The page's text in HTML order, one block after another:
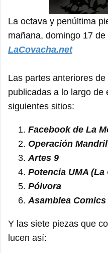
La octava y penúltima
mañana, domingo 17
LaCovacha.net
Las partes anteriores
publicadas a lo largo de
siguientes sitios:
Facebook de La
Operación Mandril
Artes 9
Potencia UMA (La
Pólvora
Asamblea Comics
Y las siete piezas que
lucen así: